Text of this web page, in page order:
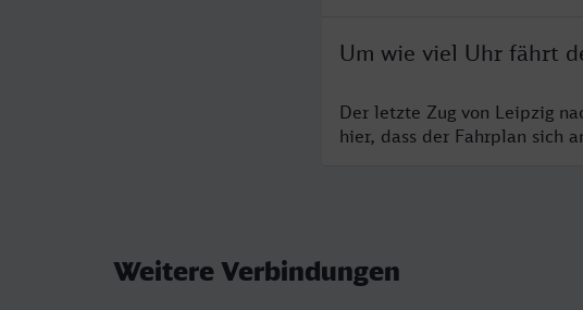
Um wie viel Uhr fährt
Der letzte Zug von Leipzig
hier, dass der Fahrplan sich
Weitere Verbindungen